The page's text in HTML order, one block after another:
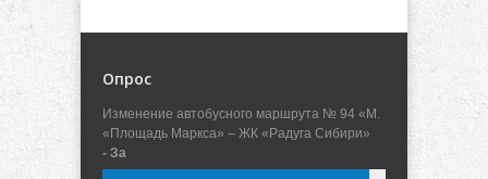
Опрос
Изменение автобусного маршрута № 94 «М.
«Площадь Маркса» – ЖК «Радуга Сибири»
- За